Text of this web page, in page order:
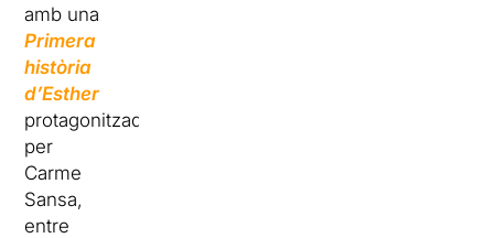
amb una
Primera
història
d’Esther
protagonitzada
per
Carme
Sansa,
entre